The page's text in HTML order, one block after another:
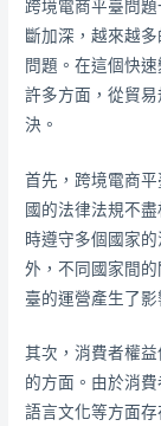
跨境電商平臺問
斷加深，越來越
問題。在這個快
許多方面，從貿
決。
首先，跨境電商
國的法律法規不
時遵守多個國家
外，不同國家間
臺的運營產生了
其次，消費者權
的方面。由於消
語言文化等方面